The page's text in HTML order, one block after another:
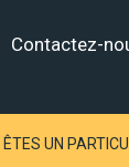
Contactez-
UN